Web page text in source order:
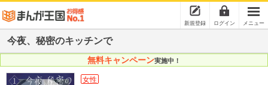
新規登録 ログイン メニュー
今夜、秘密のキッチンで
無料キャンペーン実施中！
女性